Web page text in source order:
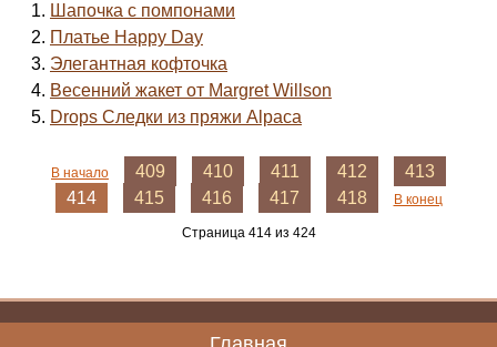
Шапочка с помпонами
Платье Happy Day
Элегантная кофточка
Весенний жакет от Margret Willson
Drops Следки из пряжи Alpaca
В начало 409 410 411 412
413
414
415 416 417 418 В конец
Страница 414 из 424